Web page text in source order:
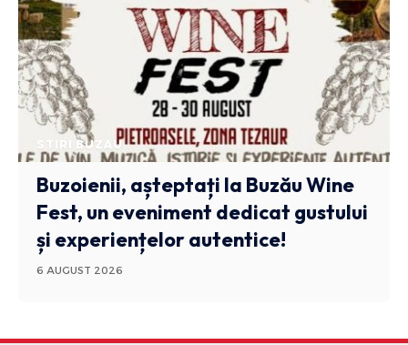
STIRI BUZAU
Buzoienii, așteptați la Buzău Wine
Fest, un eveniment dedicat gustului
și experiențelor autentice!
6 AUGUST 2026